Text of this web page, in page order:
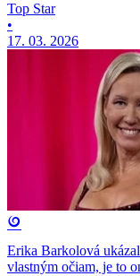
Top Star
•
17. 03. 2026
Erika Barkolová
vlastným očiam, je to